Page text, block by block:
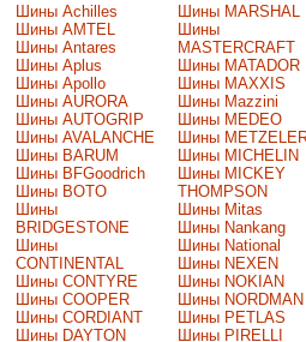
Шины Achilles
Шины AMTEL
Шины Antares
Шины Aplus
Шины Apollo
Шины AURORA
Шины AUTOGRIP
Шины AVALANCHE
Шины BARUM
Шины BFGoodrich
Шины BOTO
Шины
BRIDGESTONE
Шины
CONTINENTAL
Шины CONTYRE
Шины COOPER
Шины CORDIANT
Шины DAYTON
Шины MARSHAL
Шины
MASTERCRAFT
Шины MATADOR
Шины MAXXIS
Шины Mazzini
Шины MEDEO
Шины
Шины MICHELIN
Шины MICKEY
THOMPSON
Шины Mitas
Шины Nankang
Шины National
Шины NEXEN
Шины NOKIAN
Шины NORDMAN
Шины PETLAS
Шины PIRELLI